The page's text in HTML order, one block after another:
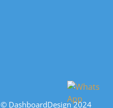
© DashboardDesign 2024